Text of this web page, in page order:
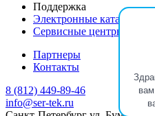
Поддержка
Электронные каталоги
Сервисные центры
Партнеры
Контакты
8 (812) 449-89-46
info@ser-tek.ru